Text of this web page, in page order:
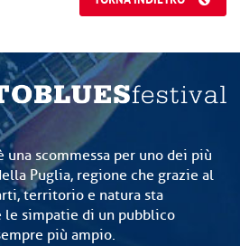
scommessa per uno dei più
Puglia, regione che grazie al
territorio e natura sta
le simpatie di un pubblico
più ampio.